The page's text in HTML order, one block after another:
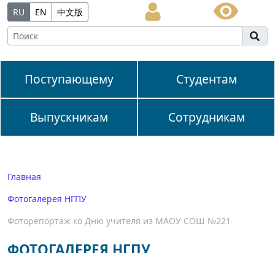
RU EN 中文版
Поступающему Студентам
Выпускникам Сотрудникам
Главная
Фотогалерея НГПУ
Фоторепортаж ко Дню учителя из МАОУ СОШ №221